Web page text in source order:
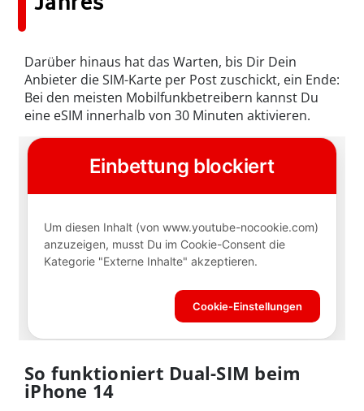
Darüber hinaus hat das Warten, bis Dir Dein
Anbieter die SIM-Karte per Post zuschickt, ein Ende:
Bei den meisten Mobilfunkbetreibern kannst Du
eine eSIM innerhalb von 30 Minuten aktivieren.
So funktioniert Dual-SIM beim
iPhone 14